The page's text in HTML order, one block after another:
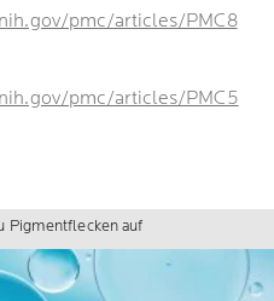
pmc/articles/PMC8
pmc/articles/PMC5
Pigmentflecken auf